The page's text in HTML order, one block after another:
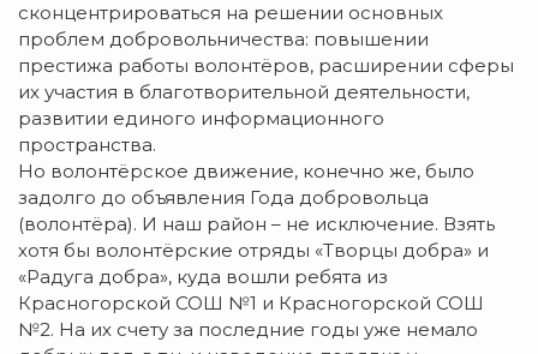
сконцентрироваться на решении основных
проблем добровольничества: повышении
престижа работы волонтёров, расширении сферы
их участия в благотворительной деятельности,
развитии единого информационного
пространства.
Но волонтёрское движение, конечно же, было
задолго до объявления Года добровольца
(волонтёра). И наш район – не исключение. Взять
хотя бы волонтёрские отряды «Творцы добра» и
«Радуга добра», куда вошли ребята из
Красногорской СОШ №1 и Красногорской СОШ
№2. На их счету за последние годы уже немало